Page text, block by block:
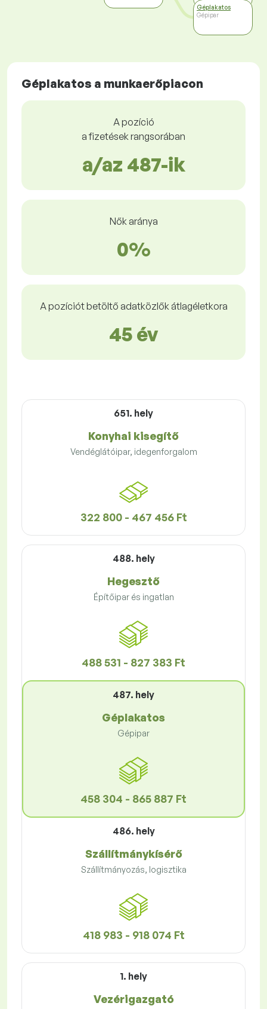
Géplakatos
Gépipar
Géplakatos a munkaerőpiacon
A pozíció
a fizetések rangsorában
a/az 487-ik
Nők aránya
0%
A pozíciót betöltő adatközlők átlagéletkora
45 év
651. hely
Konyhai kisegítő
Vendéglátóipar, idegenforgalom
322 800 - 467 456 Ft
488. hely
Hegesztő
Építőipar és ingatlan
488 531 - 827 383 Ft
487. hely
Géplakatos
Gépipar
458 304 - 865 887 Ft
486. hely
Szállítmánykísérő
Szállítmányozás, logisztika
418 983 - 918 074 Ft
1. hely
Vezérigazgató